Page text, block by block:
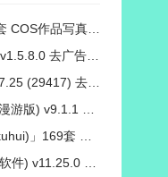
续更新]，一个独特的Coser魅力
去广告纯净版
去广告防撤回绿色精简版
漫游去广告解除版权受限
集[持续更新],燃尽魅力的Coser之旅
去广告永久VIP解锁版